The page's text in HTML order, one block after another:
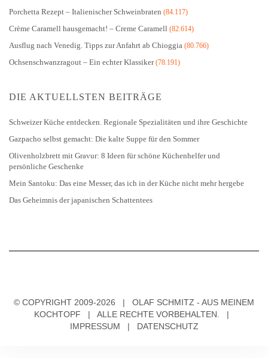
Porchetta Rezept – Italienischer Schweinbraten (84.117)
Crème Caramell hausgemacht! – Creme Caramell (82.614)
Ausflug nach Venedig. Tipps zur Anfahrt ab Chioggia (80.766)
Ochsenschwanzragout – Ein echter Klassiker(78.191)
DIE AKTUELLSTEN BEITRÄGE
Schweizer Küche entdecken. Regionale Spezialitäten und ihre Geschichte
Gazpacho selbst gemacht: Die kalte Suppe für den Sommer
Olivenholzbrett mit Gravur: 8 Ideen für schöne Küchenhelfer und
persönliche Geschenke
Mein Santoku: Das eine Messer, das ich in der Küche nicht mehr hergebe
Das Geheimnis der japanischen Schattentees
© COPYRIGHT 2009-2026 | OLAF SCHMITZ - AUS MEINEM
KOCHTOPF | ALLE RECHTE VORBEHALTEN. |
IMPRESSUM | DATENSCHUTZ